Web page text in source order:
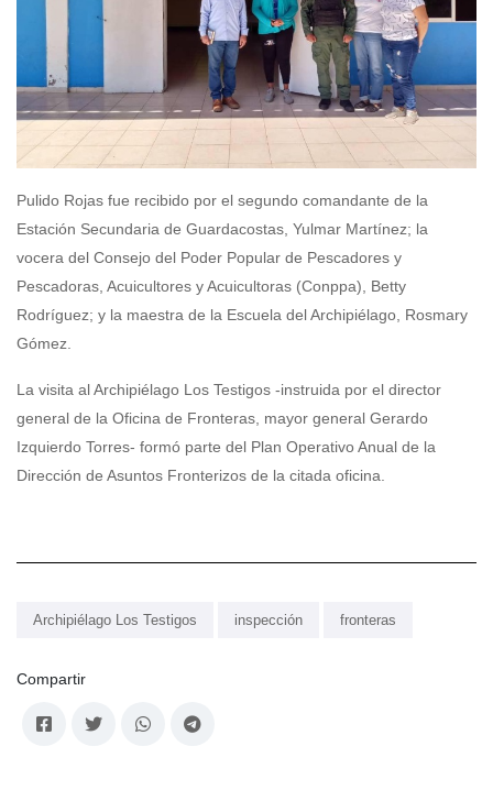
Pulido Rojas fue recibido por el segundo comandante de la
Estación Secundaria de Guardacostas, Yulmar Martínez; la
vocera del Consejo del Poder Popular de Pescadores y
Pescadoras, Acuicultores y Acuicultoras (Conppa), Betty
Rodríguez; y la maestra de la Escuela del Archipiélago, Rosmary
Gómez.
La visita al Archipiélago Los Testigos -instruida por el director
general de la Oficina de Fronteras, mayor general Gerardo
Izquierdo Torres- formó parte del Plan Operativo Anual de la
Dirección de Asuntos Fronterizos de la citada oficina.
Archipiélago Los Testigos inspección fronteras
Compartir